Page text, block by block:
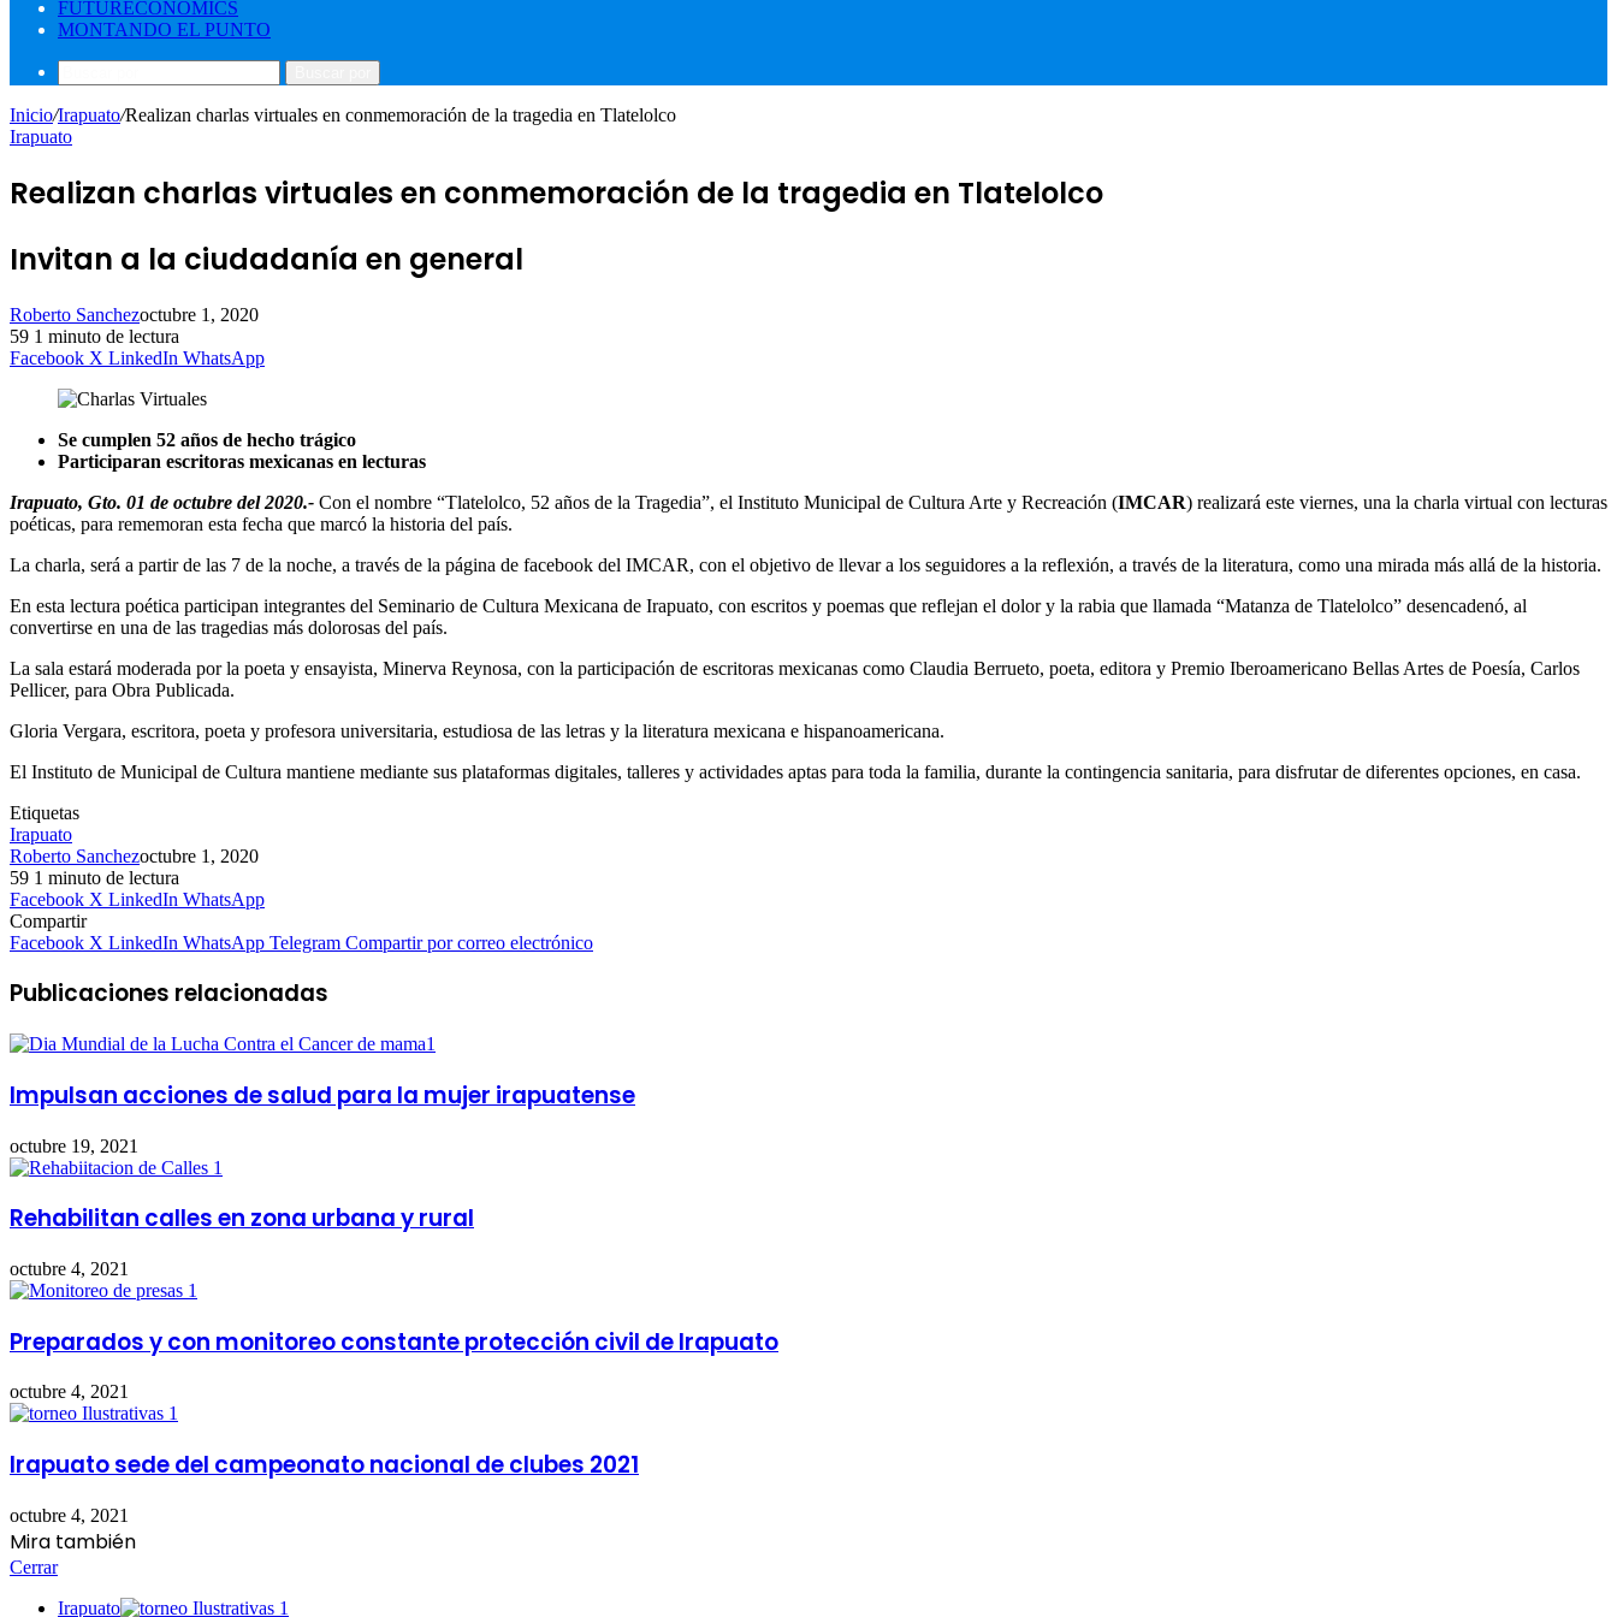
FUTURECONOMICS
MONTANDO EL PUNTO
Inicio/Irapuato/Realizan charlas virtuales en conmemoración de la tragedia en Tlatelolco
Irapuato
Realizan charlas virtuales en conmemoración de la tragedia en Tlatelolco
Invitan a la ciudadanía en general
Roberto Sanchezoctubre 1, 2020
59 1 minuto de lectura
Facebook X LinkedIn WhatsApp
Se cumplen 52 años de hecho trágico
Participaran escritoras mexicanas en lecturas
Irapuato, Gto. 01 de octubre del 2020.- Con el nombre “Tlatelolco, 52 años de la Tragedia”, el Instituto Municipal de Cultura Arte y Recreación (IMCAR) realizará este viernes, una la charla virtual con lecturas
poéticas, para rememoran esta fecha que marcó la historia del país.
La charla, será a partir de las 7 de la noche, a través de la página de facebook del IMCAR, con el objetivo de llevar a los seguidores a la reflexión, a través de la literatura, como una mirada más allá de la historia.
En esta lectura poética participan integrantes del Seminario de Cultura Mexicana de Irapuato, con escritos y poemas que reflejan el dolor y la rabia que llamada “Matanza de Tlatelolco” desencadenó, al
convertirse en una de las tragedias más dolorosas del país.
La sala estará moderada por la poeta y ensayista, Minerva Reynosa, con la participación de escritoras mexicanas como Claudia Berrueto, poeta, editora y Premio Iberoamericano Bellas Artes de Poesía, Carlos
Pellicer, para Obra Publicada.
Gloria Vergara, escritora, poeta y profesora universitaria, estudiosa de las letras y la literatura mexicana e hispanoamericana.
El Instituto de Municipal de Cultura mantiene mediante sus plataformas digitales, talleres y actividades aptas para toda la familia, durante la contingencia sanitaria, para disfrutar de diferentes opciones, en casa.
Etiquetas
Irapuato
Roberto Sanchezoctubre 1, 2020
59 1 minuto de lectura
Facebook X LinkedIn WhatsApp
Compartir
Facebook X LinkedIn WhatsApp Telegram Compartir por correo electrónico
Publicaciones relacionadas
Impulsan acciones de salud para la mujer irapuatense
octubre 19, 2021
Rehabilitan calles en zona urbana y rural
octubre 4, 2021
Preparados y con monitoreo constante protección civil de Irapuato
octubre 4, 2021
Irapuato sede del campeonato nacional de clubes 2021
octubre 4, 2021
Mira también
Cerrar
Irapuato